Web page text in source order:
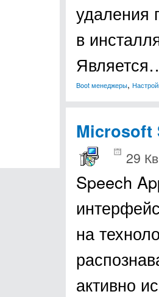
удаления
в
Boot менеджеры,
Microsoft
29
Speech
на
активно